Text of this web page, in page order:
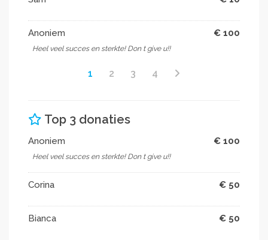
Anoniem € 100
Heel veel succes en sterkte! Don t give u!!
1 2 3 4
Top 3 donaties
Anoniem € 100
Heel veel succes en sterkte! Don t give u!!
Corina € 50
Bianca € 50